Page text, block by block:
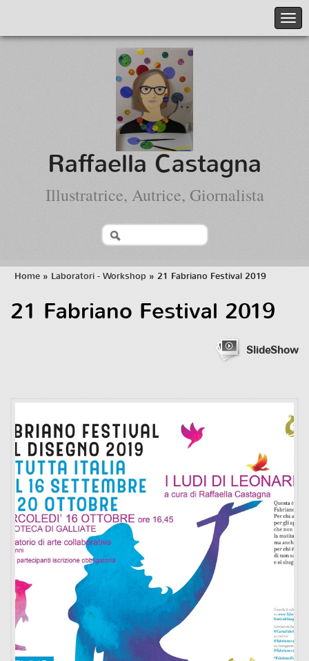
Raffaella Castagna
Illustratrice, Autrice, Giornalista
Home » Laboratori - Workshop » 21 Fabriano Festival 2019
21 Fabriano Festival 2019
SlideShow